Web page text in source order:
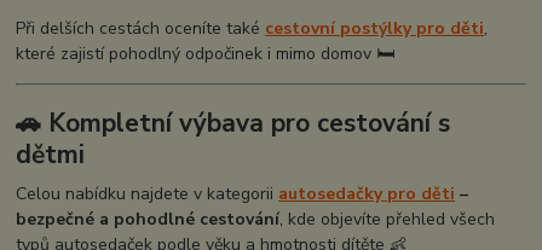
Při delších cestách oceníte také cestovní postýlky pro děti,
které zajistí pohodlný odpočinek i mimo domov 🛏️
🚗 Kompletní výbava pro cestování s
dětmi
Celou nabídku najdete v kategorii autosedačky pro děti –
bezpečné a pohodlné cestování, kde objevíte přehled všech
typů autosedaček podle věku a hmotnosti dítěte 👶